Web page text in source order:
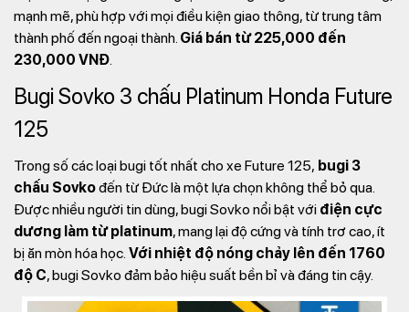
mạnh mẽ, phù hợp với mọi điều kiện giao thông, từ trung tâm
thành phố đến ngoại thành. Giá bán từ 225,000 đến
230,000 VNĐ
Bugi Sovko 3 chấu Platinum Honda Future
125
Trong số các loại bugi tốt nhất cho xe Future 125, bugi 3
chấu Sovkođến từ Đức là một lựa chọn không thể bỏ qua.
Được nhiều người tin dùng, bugi Sovko nổi bật với điện cực
dương làm từ platinum, mang lại độ cứng và tính trơ cao, ít
bị ăn mòn hóa học. Với nhiệt độ nóng chảy lên đến 1760
độ C, bugi Sovko đảm bảo hiệu suất bền bỉ và đáng tin cậy.